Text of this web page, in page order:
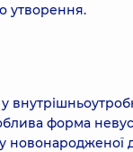
утворення.
форма
новонародженої